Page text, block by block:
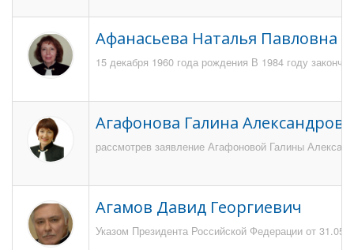
Афанасьева Наталья Павловна
15 декабря 1960 года рождения В 1984 году
Агафонова Галина
рассмотрев заявление Агафоновой Галины
Агамов Давид Георгиевич
Указом Президента Российской Федерации от